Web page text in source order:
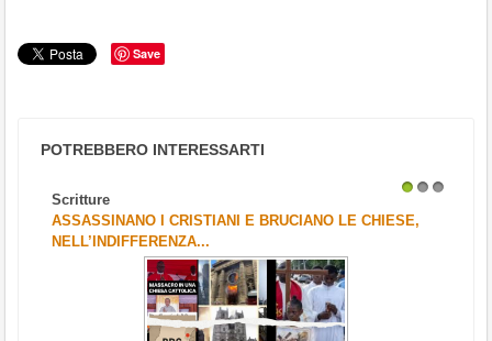
Save
POTREBBERO INTERESSARTI
Scritture
ASSASSINANO I CRISTIANI E BRUCIANO LE CHIESE,
NELL’INDIFFERENZA...